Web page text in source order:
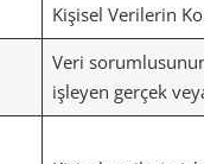
Kişisel Verilerin
Veri
işleyen gerçek